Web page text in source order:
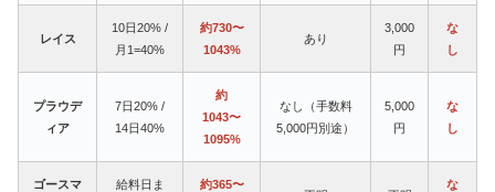
レイス
10日20% /
月1=40%
約730〜
1043%
あり
3,000
円
な
し
プラウデ
ィア
7日20% /
14日40%
約
1043〜
1095%
なし（手数料
5,000円別途）
5,000
円
な
し
ゴースマ
給料日ま
約365〜
な